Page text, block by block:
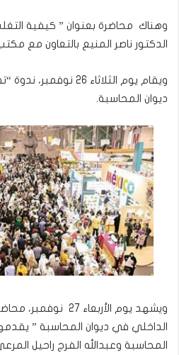
وهناك محاضرة بعنوان ” كيفية
الدكتور ناصر المنيع بالتعاون مع
ويقام يوم الثلاثاء 26
ديوان المحاسبة.
ويشهد يوم الأربعاء
الداخلي في ديوان المحاسبة ”
المحاسبة وعبدالله الفرج راحيل